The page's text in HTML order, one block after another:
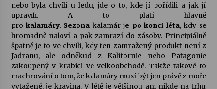
nebo byla chvíli u ledu, jde o to, kde jí pořídili a jak jí
upravili. A to platí hlavně
pro kalamáry. Sezona kalamárje po konci léta, kdy se
hromadně naloví a pak zamrazí do zásoby. Principiálně
špatně je to ve chvíli, kdy ten zamražený produkt není z
Jadranu, ale odněkud z Kalifornie nebo Patagonie
zakoupený v krabici ve velkoobchodě. Takže takové to
machrování o tom, že kalamáry musí být jen právě z moře
vytažené, je kravina. V létě je většinou ani nikde na trhu